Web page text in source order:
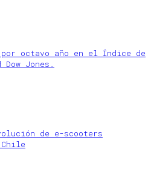
octavo año en el Índice de
Jones.
de e-scooters